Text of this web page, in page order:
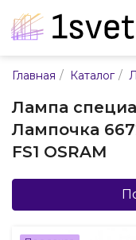
Главная / Каталог /
Лампа
Лампочка
FS1 OSRAM